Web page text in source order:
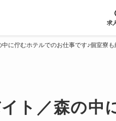
求
に佇むホテルでのお仕事です♪個室寮
ト／森の中